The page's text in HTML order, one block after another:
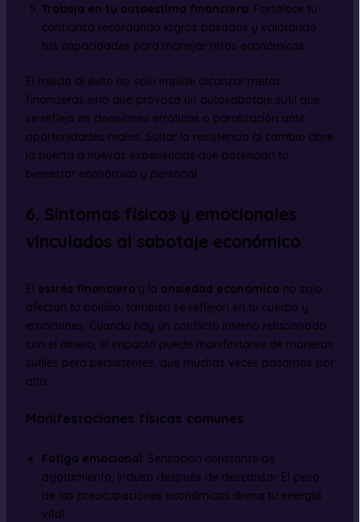
Trabaja en tu autoestima financiera: Fortalece tu
confianza recordando logros pasados y valorando
tus capacidades para manejar retos económicos.
El miedo al éxito no solo impide alcanzar metas
financieras sino que provoca un autosabotaje sutil que
se refleja en decisiones erráticas o paralización ante
oportunidades reales. Soltar la resistencia al cambio abre
la puerta a nuevas experiencias que potencian tu
bienestar económico y personal.
6. Síntomas físicos y emocionales
vinculados al sabotaje económico
El estrés financieroy la ansiedad económica no solo
afectan tu bolsillo, también se reflejan en tu cuerpo y
emociones. Cuando hay un conflicto interno relacionado
con el dinero, el impacto puede manifestarse de maneras
sutiles pero persistentes, que muchas veces pasamos por
alto.
Manifestaciones físicas comunes
Fatiga emocional: Sensación constante de
agotamiento, incluso después de descansar. El peso
de las preocupaciones económicas drena tu energía
vital.